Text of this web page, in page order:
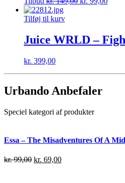
Tilføj til kurv
Juice WRLD –
kr. 399,00
Urbando Anbefaler
Speciel kategori af produkter
Essa – The Misadventures Of A
kr.99,00 kr. 69,00